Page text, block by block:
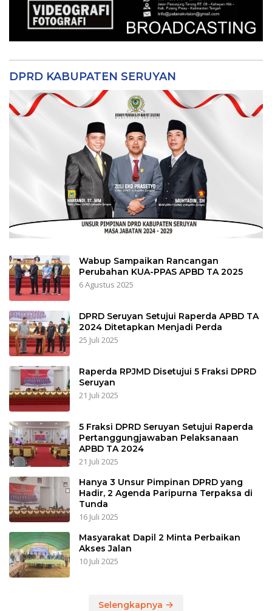
DPRD KABUPATEN SERUYAN
Wabup Sampaikan Rancangan
Perubahan KUA-PPAS APBD TA 2025
6 Agustus 2025
DPRD Seruyan Setujui Raperda APBD TA
2024 Ditetapkan Menjadi Perda
25 Juli 2025
Raperda RPJMD Disetujui 5 Fraksi DPRD
Seruyan
21 Juli 2025
5 Fraksi DPRD Seruyan Setujui Raperda
Pertanggungjawaban Pelaksanaan
APBD TA 2024
21 Juli 2025
Hanya 3 Unsur Pimpinan DPRD yang
Hadir, 2 Agenda Paripurna Terpaksa di
Tunda
16 Juli 2025
Masyarakat Dapil 2 Minta Perbaikan
Akses Jalan
10 Juli 2025
Selengkapnya